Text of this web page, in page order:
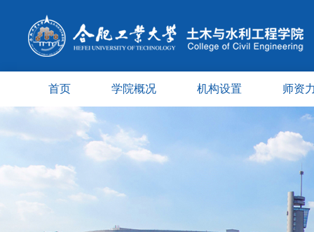
首页 学院概况 机构设置 师资